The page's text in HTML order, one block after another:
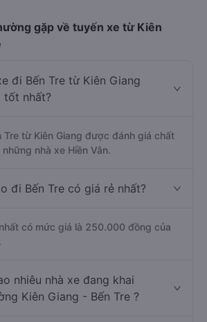
gặp về tuyến xe từ Kiên
đi Bến Tre từ Kiên Giang
tốt nhất?
Tre từ Kiên Giang được đánh giá chất
nhà xe Hiền Vân.
đi Bến Tre có giá rẻ nhất?
có mức giá là 250.000 đồng của
nhiêu nhà xe đang khai
Kiên Giang - Bến Tre ?